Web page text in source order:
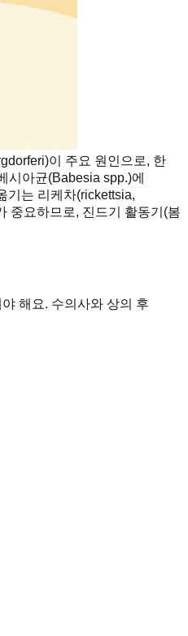
이 주요 원인으로, 한
시아균(Babesia spp.)에
기는 리케차(rickettsia,
중요하므로, 진드기 활동기(봄
해요. 수의사와 상의 후